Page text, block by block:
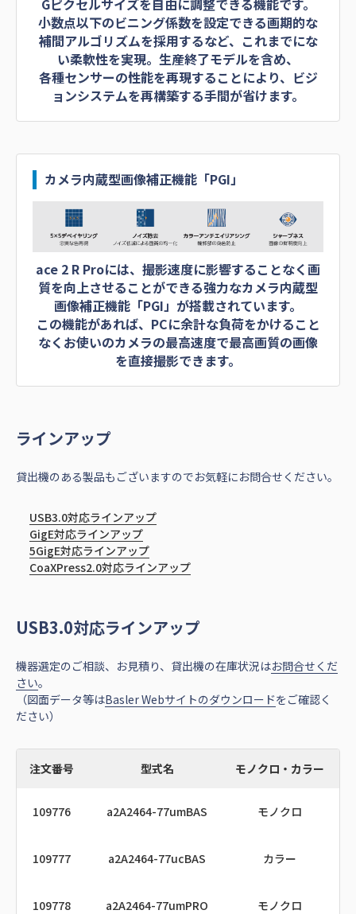
Gピクセルサイズを自由に調整できる機能です。
小数点以下のビニング係数を設定できる画期的な
補間アルゴリズムを採用するなど、これまでにな
い柔軟性を実現。生産終了モデルを含め、
各種センサーの性能を再現することにより、ビジ
ョンシステムを再構築する手間が省けます。
カメラ内蔵型画像補正機能「PGI」
ace 2 R Proには、撮影速度に影響することなく画
質を向上させることができる強力なカメラ内蔵型
画像補正機能「PGI」が搭載されています。
この機能があれば、PCに余計な負荷をかけること
なくお使いのカメラの最高速度で最高画質の画像
を直接撮影できます。
ラインアップ
貸出機のある製品もございますのでお気軽にお問合せください。
USB3.0対応ラインアップ
GigE対応ラインアップ
5GigE対応ラインアップ
CoaXPress2.0対応ラインアップ
USB3.0対応ラインアップ
機器選定のご相談、お見積り、貸出機の在庫状況はお問合せくだ
さい。
（図面データ等はBasler Webサイトのダウンロードをご確認く
ださい）
注文番号 型式名 モノクロ・カラー
109776 a2A2464-77umBAS モノクロ
109777 a2A2464-77ucBAS カラー
109778 a2A2464-77umPRO モノクロ